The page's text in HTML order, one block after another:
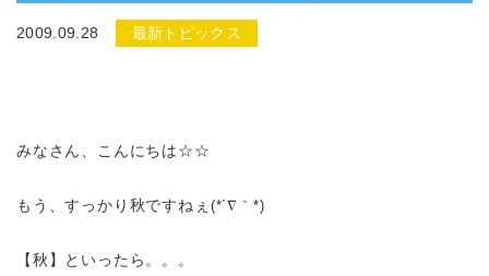
2009.09.28 最新トピックス
みなさん、こんにちは☆☆
もう、すっかり秋ですねぇ (*´∇｀*)
【秋】といったら。。。